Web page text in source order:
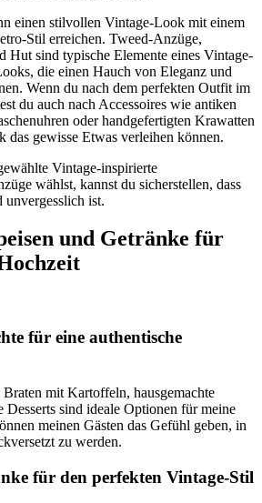
einen stilvollen Vintage-Look mit einem
Stil erreichen. Tweed-Anzüge,
Hut sind typische Elemente eines Vintage-
die einen Hauch von Eleganz und
Wenn du nach dem perfekten Outfit im
du auch nach Accessoires wie antiken
oder handgefertigten Krawatten
das gewisse Etwas verleihen können.
Vintage-inspirierte
wählst, kannst du sicherstellen, dass
unvergesslich ist.
und Getränke für
für eine authentische
mit Kartoffeln, hausgemachte
sind ideale Optionen für meine
meinen Gästen das Gefühl geben, in
zu werden.
für den perfekten Vintage-Stil